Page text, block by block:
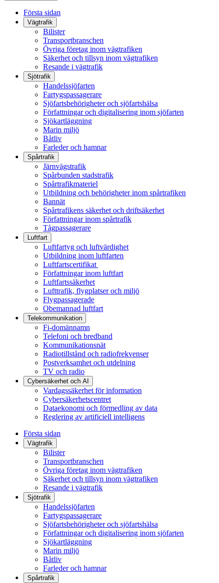
Första sidan
Vägtrafik
Bilister
Transportbranschen
Övriga företag inom vägtrafiken
Säkerhet och tillsyn inom vägtrafiken
Resande i vägtrafik
Sjötrafik
Handelssjöfarten
Fartygspassagerare
Sjöfartsbehörigheter och sjöfartshälsa
Författningar och digitalisering inom sjöfarten
Sjökartläggning
Marin miljö
Båtliv
Farleder och hamnar
Spårtrafik
Järnvägstrafik
Spårbunden stadstrafik
Spårtrafikmateriel
Utbildning och behörigheter inom spårtrafiken
Bannät
Spårtrafikens säkerhet och driftsäkerhet
Författningar inom spårtrafik
Tågpassagerare
Luftfart
Luftfartyg och luftvärdighet
Utbildning inom luftfarten
Luftfartscertifikat
Författningar inom luftfart
Luftfartssäkerhet
Lufttrafik, flygplatser och miljö
Flygpassagerade
Obemannad luftfart
Telekommunikation
Fi-domännamn
Telefoni och bredband
Kommunikationsnät
Radiotillstånd och radiofrekvenser
Postverksamhet och utdelning
TV och radio
Cybersäkerhet och AI
Vardagssäkerhet för information
Cybersäkerhetscentret
Dataekonomi och förmedling av data
Reglering av artificiell intelligens
Första sidan
Vägtrafik
Bilister
Transportbranschen
Övriga företag inom vägtrafiken
Säkerhet och tillsyn inom vägtrafiken
Resande i vägtrafik
Sjötrafik
Handelssjöfarten
Fartygspassagerare
Sjöfartsbehörigheter och sjöfartshälsa
Författningar och digitalisering inom sjöfarten
Sjökartläggning
Marin miljö
Båtliv
Farleder och hamnar
Spårtrafik